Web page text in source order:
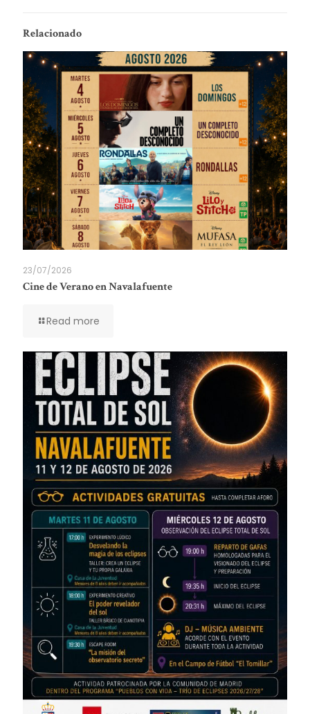
Relacionado
23/07/2026
Cine de Verano en Navalafuente
Read more